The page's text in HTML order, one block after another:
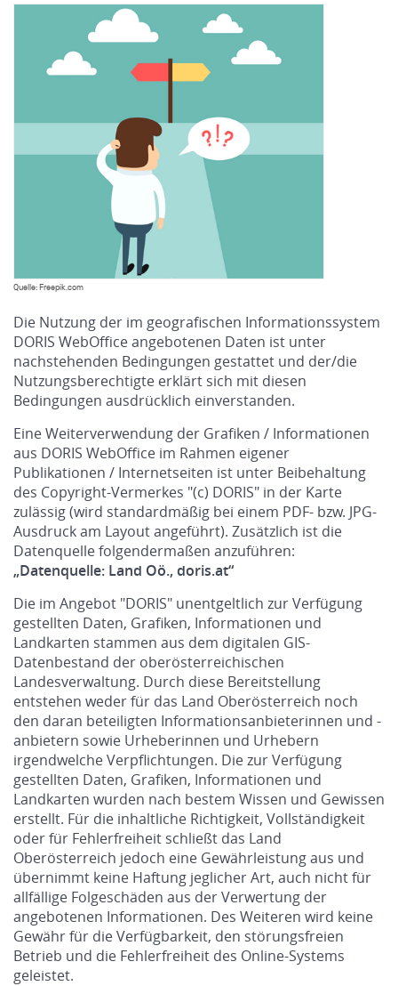
Quelle: Freepik.com
Die Nutzung der im geografischen Informationssystem
DORIS WebOffice angebotenen Daten ist unter
nachstehenden Bedingungen gestattet und der/die
Nutzungsberechtigte erklärt sich mit diesen
Bedingungen ausdrücklich einverstanden.
Eine Weiterverwendung der Grafiken / Informationen
aus DORIS WebOffice im Rahmen eigener
Publikationen / Internetseiten ist unter Beibehaltung
des Copyright-Vermerkes "(c) DORIS" in der Karte
zulässig (wird standardmäßig bei einem PDF- bzw. JPG-
Ausdruck am Layout angeführt). Zusätzlich ist die
Datenquelle folgendermaßen anzuführen:
„Datenquelle: Land Oö., doris.at“
Die im Angebot "DORIS" unentgeltlich zur Verfügung
gestellten Daten, Grafiken, Informationen und
Landkarten stammen aus dem digitalen GIS-
Datenbestand der oberösterreichischen
Landesverwaltung. Durch diese Bereitstellung
entstehen weder für das Land Oberösterreich noch
den daran beteiligten Informationsanbieterinnen und -
anbietern sowie Urheberinnen und Urhebern
irgendwelche Verpflichtungen. Die zur Verfügung
gestellten Daten, Grafiken, Informationen und
Landkarten wurden nach bestem Wissen und Gewissen
erstellt. Für die inhaltliche Richtigkeit, Vollständigkeit
oder für Fehlerfreiheit schließt das Land
Oberösterreich jedoch eine Gewährleistung aus und
übernimmt keine Haftung jeglicher Art, auch nicht für
allfällige Folgeschäden aus der Verwertung der
angebotenen Informationen. Des Weiteren wird keine
Gewähr für die Verfügbarkeit, den störungsfreien
Betrieb und die Fehlerfreiheit des Online-Systems
geleistet.